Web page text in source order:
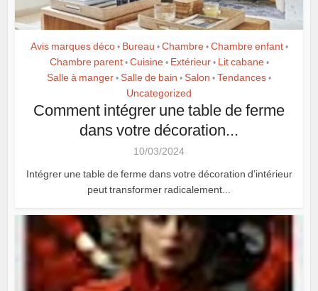
Avis marques déco • Bureau • Chambre • Chambre enfant •
Chambre parent • Cuisine • Extérieur • Lit cabane •
Salle à manger • Salle de bain • Salon • Tendances •
Uncategorized
Comment intégrer une table de ferme
dans votre décoration...
10/03/2024
Intégrer une table de ferme dans votre décoration d’intérieur
peut transformer radicalement...